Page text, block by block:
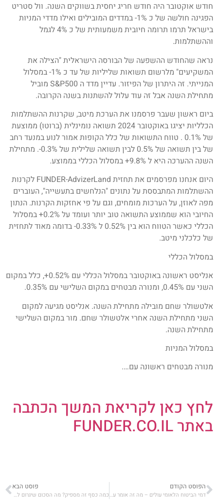
חודש אוקטובר היה חודש חריג יחסית בשווקים השנה. וול סטריט
הפגינה חולשה של כ 1%- במדדים המובילים ואילו מדדי המניות
בישראל תרמו תרומה חיובית משמעותית של כ 4% לגמל
וההשתלמות.
נראה שהחודש ההשפעה של הבורסה הישראלית "הצילה את
המשקיעים" מלרשום תשואות שליליות של עד כ 1%- במסלול
המנייתי. זה היתרון של הפיזור. עדיין מדד ה S&P500 מוביל
מתחילת השנה אבל זה עוד עלול להשתנות בשנה הקרובה.
ביום ראשון שעבר פרסמנו את הערכת מיטב, שקרנות ההשתלמות
הכלליות יציגו באוקטובר 2024 תשואה נומינלית (ברוטו) ממוצעת
של 0.1% . טווח התשואות של כלל הקופות אמור לנוע במנעד רחב
של בין תשואה של 0.5% לבין תשואה שלילית של 0.3%-. מתחילת
השנה ההערכה היא ל 9.8%+ במסלול הכללי בממוצע.
היום אנחנו מפרסמים את תחזית FUNDER-AdvizerLand לקרנות
ההשתלמות המתבססת על נתונים "הנלחשים בתעשייה", העוברים
מפה לאוזן, על הערכות מומחים, וגם על פי אחזקות הקרנות. הנתון
החיובי הוא שממוצע התשואה טוב יותר ועומד על 0.2%+ במסלול
הכללי כאשר הטווח הוא בין 0.52% ל 0.33%- בדומה מאוד לתחזית
של כלכלני מיטב.
במסלול הכללי
אנליסט ראשונה באוקטובר במסלול הכללי עם 0.52%+, כלל במקום
השני עם 0.45%, ומנורה מבטחים במקום השלישי עם 0.35%.
אלטשולר שחם מובילה מתחילת השנה. אנליסט מגיעה למקום
השני מתחילת השנה אחרי אלטשולר שחם. מור במקום השלישי
מתחילת השנה.
במסלול המניות
מנורה מבטחים ראשונה עם….
לחץ כאן לקריאת המשך הכתבה
באתר FUNDER.CO.IL
הפוסט הקודם
דמי הביטוח הלאומי עולים – מה זה אומר עבור העובדים והמעסיקים?
פוסט הבא
כמה כסף זה מספיק? מה הסכום שיגרום לכם להפסיק לעבוד?